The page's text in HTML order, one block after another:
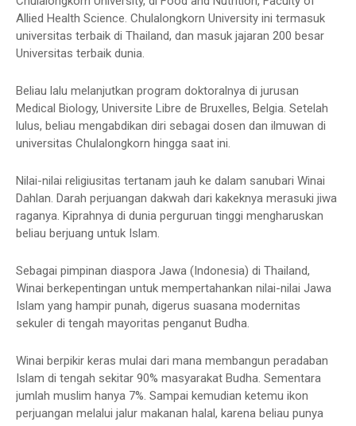
Allied Health Science. Chulalongkorn University ini termasuk
universitas terbaik di Thailand, dan masuk jajaran 200 besar
Universitas terbaik dunia.
Beliau lalu melanjutkan program doktoralnya di jurusan
Medical Biology, Universite Libre de Bruxelles, Belgia. Setelah
lulus, beliau mengabdikan diri sebagai dosen dan ilmuwan di
universitas Chulalongkorn hingga saat ini.
Nilai-nilai religiusitas tertanam jauh ke dalam sanubari Winai
Dahlan. Darah perjuangan dakwah dari kakeknya merasuki jiwa
raganya. Kiprahnya di dunia perguruan tinggi mengharuskan
beliau berjuang untuk Islam.
Sebagai pimpinan diaspora Jawa (Indonesia) di Thailand,
Winai berkepentingan untuk mempertahankan nilai-nilai Jawa
Islam yang hampir punah, digerus suasana modernitas
sekuler di tengah mayoritas penganut Budha.
Winai berpikir keras mulai dari mana membangun peradaban
Islam di tengah sekitar 90% masyarakat Budha. Sementara
jumlah muslim hanya 7%. Sampai kemudian ketemu ikon
perjuangan melalui jalur makanan halal, karena beliau punya